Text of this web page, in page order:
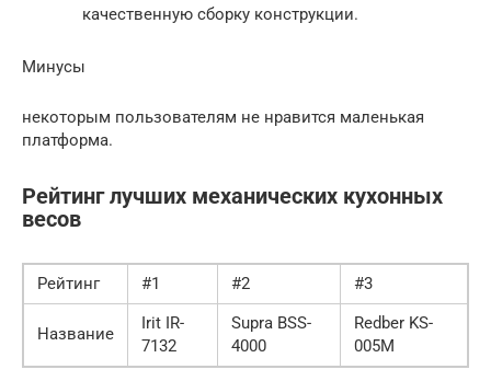
качественную сборку конструкции.
Минусы
некоторым пользователям не нравится маленькая
платформа.
Рейтинг лучших механических кухонных
весов
Рейтинг #1 #2 #3
Название
Irit IR-
7132
Supra BSS-
4000
Redber KS-
005М